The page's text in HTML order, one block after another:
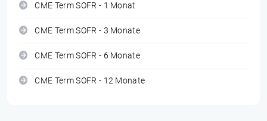
CME Term SOFR - 1 Monat
CME Term SOFR - 3 Monate
CME Term SOFR - 6 Monate
CME Term SOFR - 12 Monate